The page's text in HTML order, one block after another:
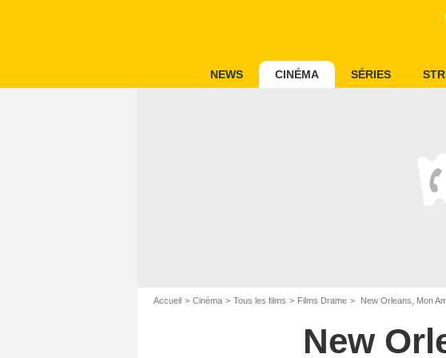
NEWS CINÉMA SÉRIES
Accueil Cinéma Tous les films Films Drame New Orleans, Mon
New